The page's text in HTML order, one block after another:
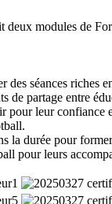
modules de
des séances riches
de partage entre
leur confiance
la durée pour
pour leurs